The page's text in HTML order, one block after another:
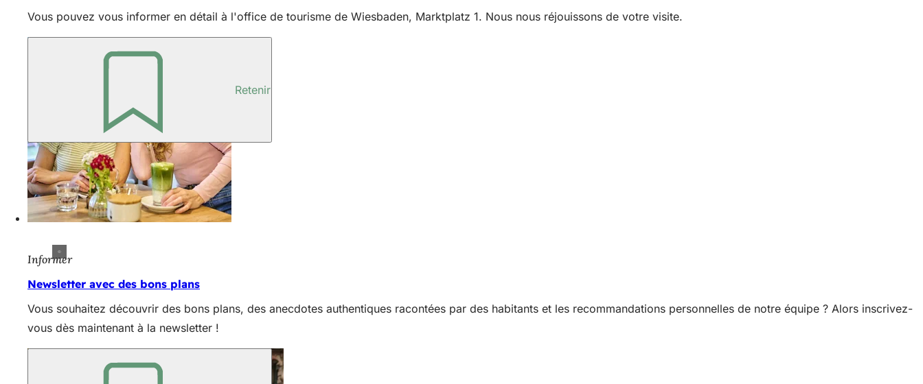
Vous pouvez vous informer en détail à l'office de tourisme de Wiesbaden, Marktplatz 1. Nous nous réjouissons de votre visite.
Retenir
Informer
Newsletter avec des bons plans
Vous souhaitez découvrir des bons plans, des anecdotes authentiques racontées par des habitants et les recommandations personnelles de notre équipe ? Alors inscrivez-
vous dès maintenant à la newsletter !